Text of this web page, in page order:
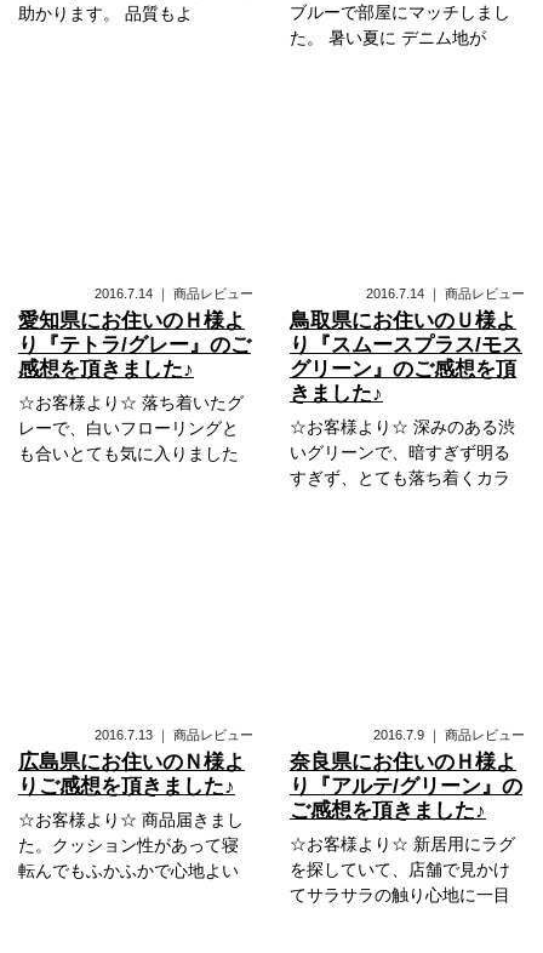
助かります。 品質もよ
ブルーで部屋にマッチしまし
た。 暑い夏に デニム地が
2016.7.14 ｜ 商品レビュー
愛知県にお住いのＨ様よ
り『テトラ/グレー』のご
感想を頂きました♪
☆お客様より☆ 落ち着いたグ
レーで、白いフローリングと
も合いとても気に入りました
2016.7.14 ｜ 商品レビュー
鳥取県にお住いのＵ様よ
り『スムースプラス/モス
グリーン』のご感想を頂
きました♪
☆お客様より☆ 深みのある渋
いグリーンで、暗すぎず明る
すぎず、とても落ち着くカラ
2016.7.13 ｜ 商品レビュー
広島県にお住いのＮ様よ
りご感想を頂きました♪
☆お客様より☆ 商品届きまし
た。クッション性があって寝
転んでもふかふかで心地よい
2016.7.9 ｜ 商品レビュー
奈良県にお住いのＨ様よ
り『アルテ/グリーン』の
ご感想を頂きました♪
☆お客様より☆ 新居用にラグ
を探していて、店舗で見かけ
てサラサラの触り心地に一目